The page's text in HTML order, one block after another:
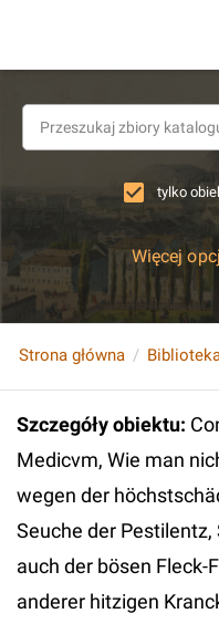
tylko
Więcej
Strona główna
Szczegóły obiektu:
Medicvm, Wie man
wegen der
Seuche der Pestilentz,
auch der bösen Fleck-
anderer hitzigen